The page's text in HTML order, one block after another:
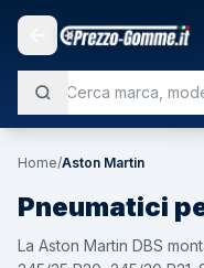
Home/Aston Martin
Pneumatici
La Aston Martin DBS